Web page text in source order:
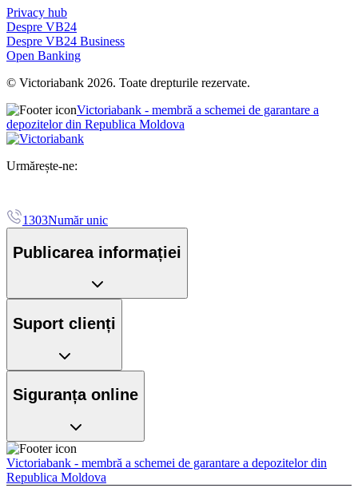
Privacy hub
Despre VB24
Despre VB24 Business
Open Banking
© Victoriabank 2026. Toate drepturile rezervate.
Victoriabank - membră a schemei de garantare a
depozitelor din Republica Moldova
Urmărește-ne:
1303Număr unic
Publicarea informației
Suport clienți
Siguranța online
Victoriabank - membră a schemei de garantare a depozitelor din
Republica Moldova